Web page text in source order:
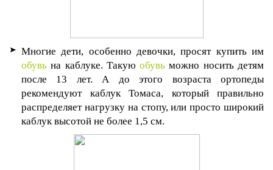
Многие дети, особенно девочки, просят купить им
обувь на каблуке. Такуюобувь можно носить детям
после 13 лет. А до этого возраста ортопеды
рекомендуют каблук Томаса, который правильно
распределяет нагрузку на стопу, или просто широкий
каблук высотой не более 1,5 см.